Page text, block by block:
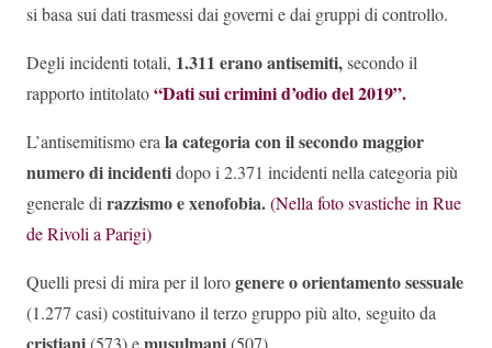
si basa sui dati trasmessi dai governi e dai gruppi di controllo.
Degli incidenti totali, 1.311 erano antisemiti,secondo il
rapporto intitolato“Dati sui crimini d’odio del 2019”.
L’antisemitismo erala categoria con il secondo maggior
numero di incidentidopo i 2.371 incidenti nella categoria più
generale dirazzismo e xenofobia.(Nella foto svastiche in Rue
de Rivoli a Parigi)
Quelli presi di mira per il lorogenere o orientamento sessuale
(1.277 casi) costituivano il terzo gruppo più alto, seguito da